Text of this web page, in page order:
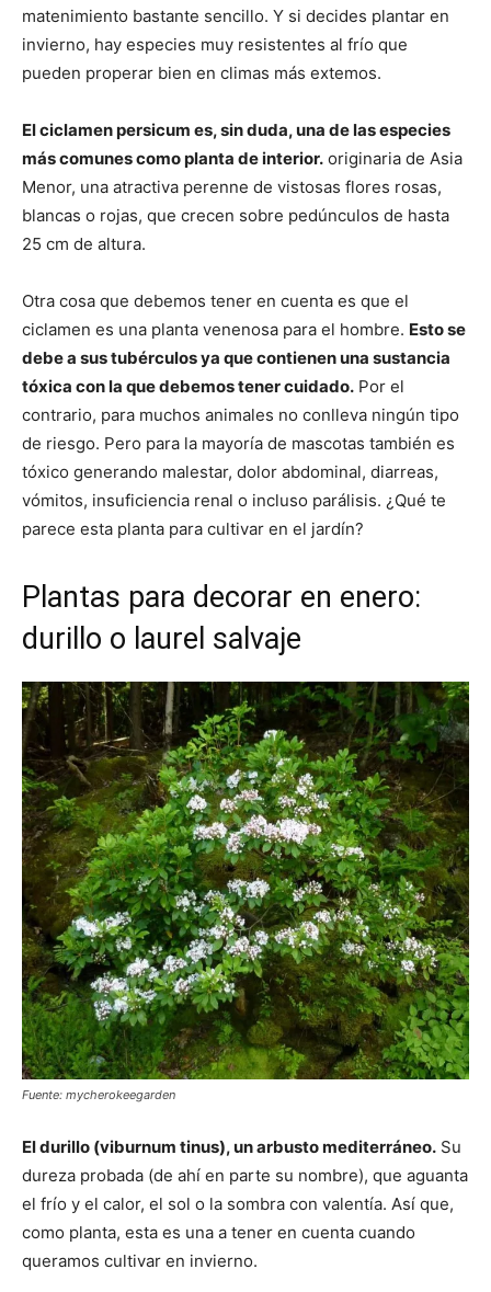
matenimiento bastante sencillo. Y si decides plantar en
invierno, hay especies muy resistentes al frío que
pueden properar bien en climas más extemos.
El ciclamen persicum es, sin duda, una de las especies
más comunes como planta de interior. originaria de Asia
Menor, una atractiva perenne de vistosas flores rosas,
blancas o rojas, que crecen sobre pedúnculos de hasta
25 cm de altura.
Otra cosa que debemos tener en cuenta es que el
ciclamen es una planta venenosa para el hombre. Esto se
debe a sus tubérculos ya que contienen una sustancia
tóxica con la que debemos tener cuidado. Por el
contrario, para muchos animales no conlleva ningún tipo
de riesgo. Pero para la mayoría de mascotas también es
tóxico generando malestar, dolor abdominal, diarreas,
vómitos, insuficiencia renal o incluso parálisis. ¿Qué te
parece esta planta para cultivar en el jardín?
Plantas para decorar en enero:
durillo o laurel salvaje
Fuente: mycherokeegarden
El durillo (viburnum tinus), un arbusto mediterráneo. Su
dureza probada (de ahí en parte su nombre), que aguanta
el frío y el calor, el sol o la sombra con valentía. Así que,
como planta, esta es una a tener en cuenta cuando
queramos cultivar en invierno.